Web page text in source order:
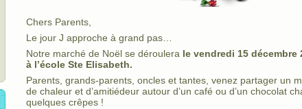
Chers Parents,
Le jour J approche à grand pas…
Notre marché de Noël se déroulera le vendredi 15 décembre
à l’école Ste Elisabeth.
Parents, grands-parents, oncles et tantes, venez partager un
de chaleur et d’amitiédeur autour d’un café ou d’un chocolat
quelques crêpes !